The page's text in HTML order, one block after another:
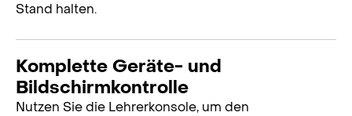
Stand halten.
Komplette Geräte- und
Bildschirmkontrolle
Nutzen Sie die Lehrerkonsole, um den